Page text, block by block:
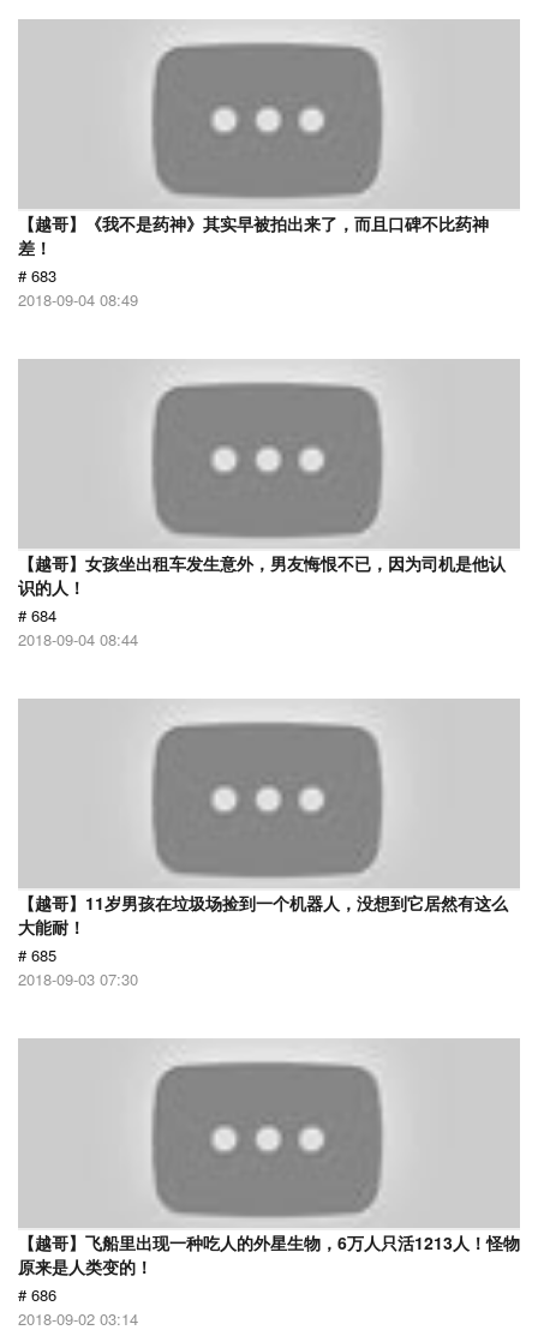
【越哥】《我不是药神》其实早被拍出来了，而且口碑不比药神
差！
# 683
2018-09-04 08:49
【越哥】女孩坐出租车发生意外，男友悔恨不已，因为司机是他认
识的人！
# 684
2018-09-04 08:44
【越哥】11岁男孩在垃圾场捡到一个机器人，没想到它居然有这么
大能耐！
# 685
2018-09-03 07:30
【越哥】飞船里出现一种吃人的外星生物，6万人只活1213人！怪物
原来是人类变的！
# 686
2018-09-02 03:14